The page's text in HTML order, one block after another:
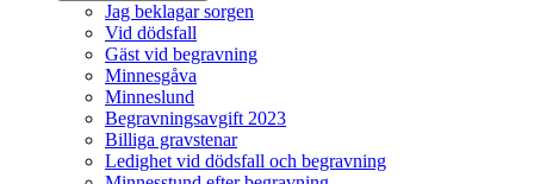
Jag beklagar sorgen
Vid dödsfall
Gäst vid begravning
Minnesgåva
Minneslund
Begravningsavgift 2023
Billiga gravstenar
Ledighet vid dödsfall och begravning